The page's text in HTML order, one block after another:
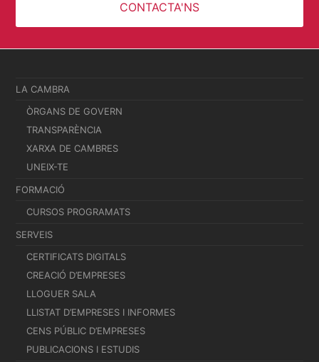
CONTACTA'NS
LA CAMBRA
ÒRGANS DE GOVERN
TRANSPARÈNCIA
XARXA DE CAMBRES
UNEIX-TE
FORMACIÓ
CURSOS PROGRAMATS
SERVEIS
CERTIFICATS DIGITALS
CREACIÓ D’EMPRESES
LLOGUER SALA
LLISTAT D’EMPRESES I INFORMES
CENS PÚBLIC D’EMPRESES
PUBLICACIONS I ESTUDIS